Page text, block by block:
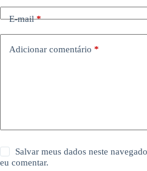
E-mail*
Adicionar comentário *
Salvar meus dados neste
eu comentar.